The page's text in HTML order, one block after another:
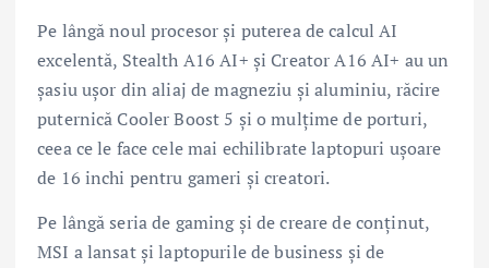
Pe lângă noul procesor și puterea de calcul AI
excelentă, Stealth A16 AI+ și Creator A16 AI+ au un
șasiu ușor din aliaj de magneziu și aluminiu, răcire
puternică Cooler Boost 5 și o mulțime de porturi,
ceea ce le face cele mai echilibrate laptopuri ușoare
de 16 inchi pentru gameri și creatori.
Pe lângă seria de gaming și de creare de conținut,
MSI a lansat și laptopurile de business și de